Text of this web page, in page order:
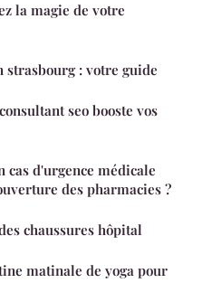
la magie de votre
strasbourg : votre guide
seo booste vos
cas d'urgence médicale
des pharmacies ?
chaussures hôpital
matinale de yoga pour